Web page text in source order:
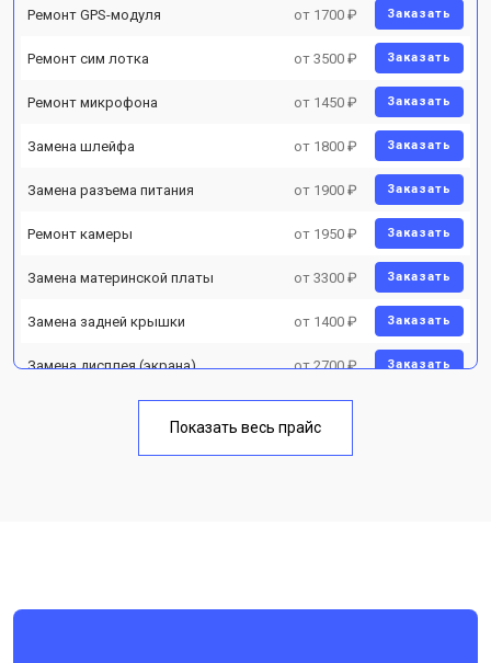
Ремонт GPS-модуля от 1700 ₽ Заказать
Ремонт сим лотка от 3500 ₽ Заказать
Ремонт микрофона от 1450 ₽ Заказать
Замена шлейфа от 1800 ₽ Заказать
Замена разъема питания от 1900 ₽ Заказать
Ремонт камеры от 1950 ₽ Заказать
Замена материнской платы от 3300 ₽ Заказать
Замена задней крышки от 1400 ₽ Заказать
Замена дисплея (экрана) от 2700 ₽ Заказать
Замена кнопки включения от 1750 ₽
Показать весь прайс